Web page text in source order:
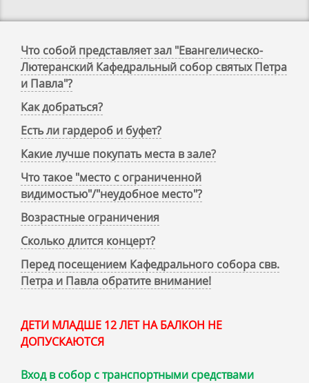
Что собой представляет зал "Евангелическо-
Лютеранский Кафедральный собор святых Петра
и Павла"?
Как добраться?
Есть ли гардероб и буфет?
Какие лучше покупать места в зале?
Что такое "место с ограниченной
видимостью"/"неудобное место"?
Возрастные ограничения
Сколько длится концерт?
Перед посещением Кафедрального собора свв.
Петра и Павла обратите внимание!
ДЕТИ МЛАДШЕ 12 ЛЕТ НА БАЛКОН НЕ
ДОПУСКАЮТСЯ
Вход в собор с транспортными средствами